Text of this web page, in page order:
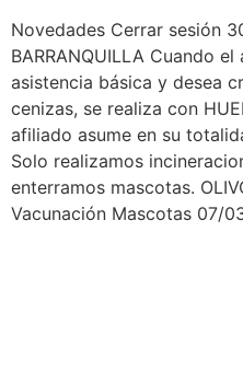
Novedades Cerrar sesión
BARRANQUILLA Cuando
asistencia básica y desea
cenizas, se realiza con
afiliado asume en su
Solo realizamos
enterramos mascotas.
Vacunación Mascotas 07/